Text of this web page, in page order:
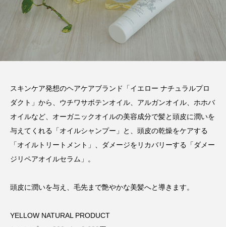
スキンケア発想のヘアケアブランド「イエロー ナチュラルプロ
ダクト」から、ウチワサボテンオイル、アルガンオイル、ホホバ
オイルなど、オーガニックオイルの美容成分で髪と頭皮に潤いを
与えてくれる「オイルシャンプー」と、頭皮の乾燥をケアする
「オイルトリートメント」、ダメージをリカバリーする「ダメー
ジリペアオイルセラム」。
頭皮に潤いを与え、毛先まで艶やかな美髪へと導きます。
YELLOW NATURAL PRODUCT